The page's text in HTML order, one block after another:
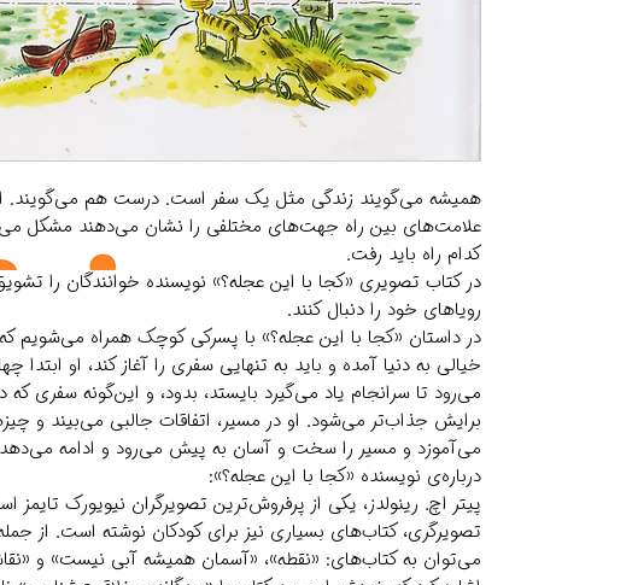
همیشه می‌گویند زندگی مثل یک سفر است. درست هم می‌گویند.
علامت‌های بین راه جهت‌های مختلفی را نشان می‌دهند مشکل
کدام راه باید رفت.
در کتاب تصویری «کجا با این عجله؟» نویسنده خوانندگان را
رویاهای خود را دنبال کنند.
در داستان «کجا با این عجله؟» با پسرکی کوچک همراه می‌شویم
خیالی به دنیا آمده و باید به تنهایی سفری را آغاز کند، او ابتدا
می‌رود تا سرانجام یاد می‌گیرد بایستد، بدود، و این‌گونه سفری که
برایش جذاب‌تر می‌شود. او در مسیر، اتفاقات جالبی می‌بیند و
می‌آموزد و مسیر را سخت و آسان به پیش می‌رود و ادامه
درباره‌ی نویسنده «کجا با این عجله؟»:
پیتر اچ. رینولدز، یکی از پرفروش‌ترین تصویرگران نیویورک تایمز
تصویرگری، کتاب‌های بسیاری نیز برای کودکان نوشته است. از جمله
می‌توان به کتاب‌های: «نقطه»، «آسمان همیشه آبی نیست» و